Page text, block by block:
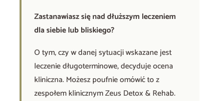
Zastanawiasz się nad dłuższym leczeniem
dla siebie lub bliskiego?
O tym, czy w danej sytuacji wskazane jest
leczenie długoterminowe, decyduje ocena
kliniczna. Możesz poufnie omówić to z
zespołem klinicznym Zeus Detox & Rehab.